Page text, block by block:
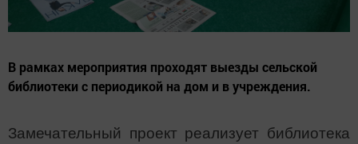
В рамках мероприятия проходят выезды сельской
библиотеки с периодикой на дом и в учреждения.
Замечательный проект реализует библиотека